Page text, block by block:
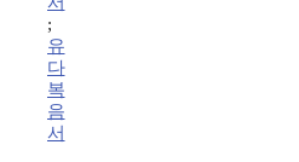
;
유
다
복
음
서